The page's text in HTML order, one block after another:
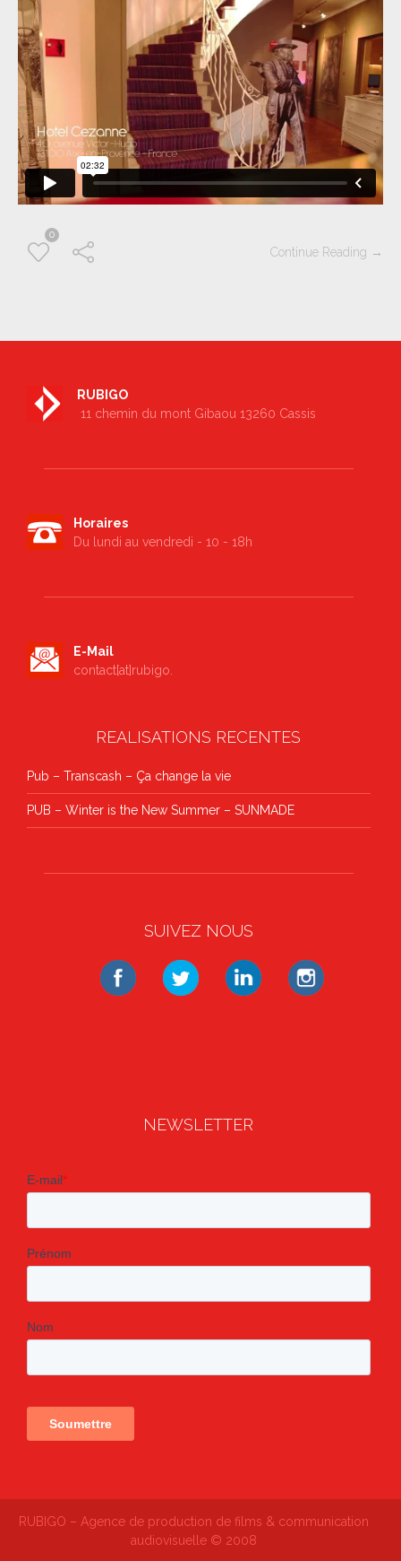
0
Continue Reading →
RUBIGO
11 chemin du mont Gibaou 13260 Cassis
Horaires
Du lundi au vendredi - 10 - 18h
E-Mail
contact[at]rubigo.
REALISATIONS RECENTES
Pub – Transcash – Ça change la vie
PUB – Winter is the New Summer – SUNMADE
SUIVEZ NOUS
NEWSLETTER
RUBIGO – Agence de production de films & communication
audiovisuelle © 2008